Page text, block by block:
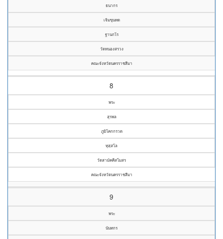
ธนากร
เจิมขุนทด
ฐานกโร
วัดหนองสรวง
คณะจังหวัดนครราชสีมา
8
พระ
สุรพล
ภูมิโคกกรวด
ทุสฺสโล
วัดสามัคคีสโมสร
คณะจังหวัดนครราชสีมา
9
พระ
นันทกร